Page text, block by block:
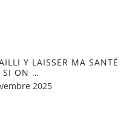
Y LAISSER MA SANTÉ
ON …
2025